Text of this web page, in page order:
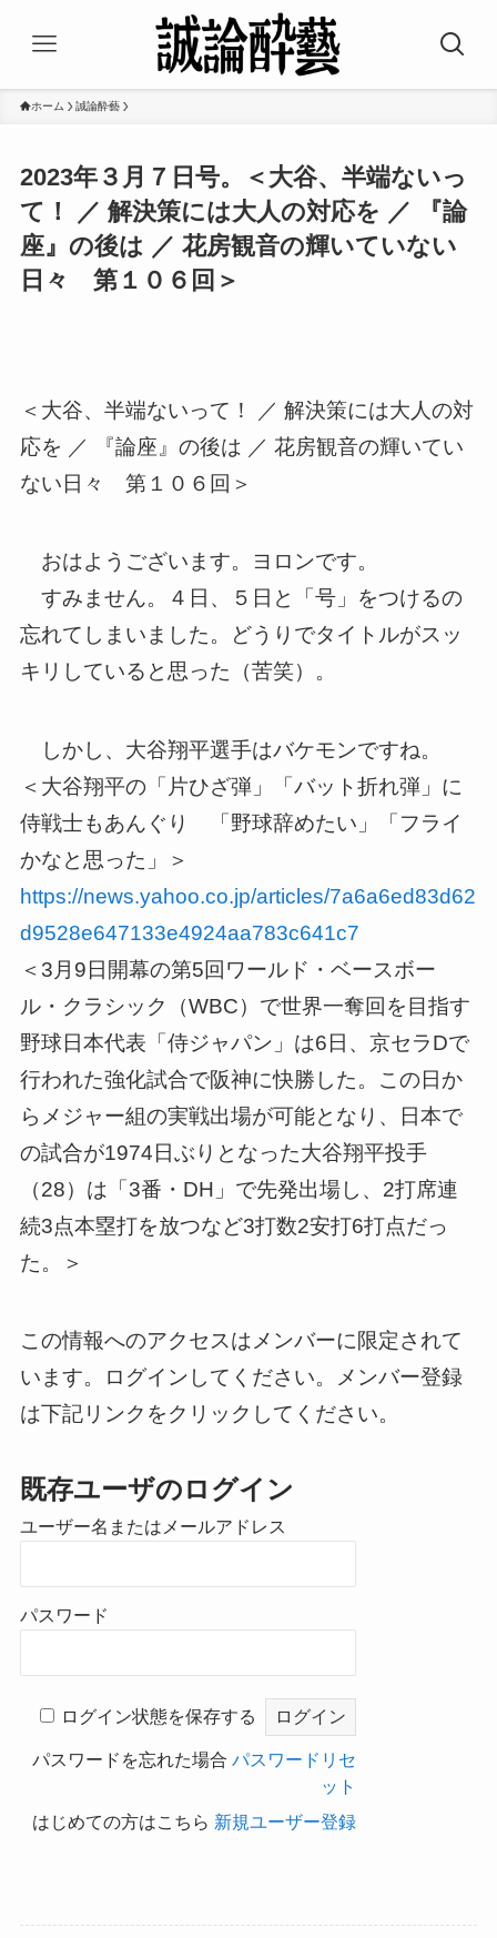
ホーム 誠論酔藝
2023年３月７日号。＜大谷、半端ないっ
て！ ／ 解決策には大人の対応を ／ 『論
座』の後は ／ 花房観音の輝いていない
日々 第１０６回＞
＜大谷、半端ないって！ ／ 解決策には大人の対
応を ／ 『論座』の後は ／ 花房観音の輝いてい
ない日々 第１０６回＞
おはようございます。ヨロンです。
すみません。４日、５日と「号」をつけるの
忘れてしまいました。どうりでタイトルがスッ
キリしていると思った（苦笑）。
しかし、大谷翔平選手はバケモンですね。
＜大谷翔平の「片ひざ弾」「バット折れ弾」に
侍戦士もあんぐり 「野球辞めたい」「フライ
かなと思った」＞
https://news.yahoo.co.jp/articles/7a6a6ed83d62
d9528e647133e4924aa783c641c7
＜3月9日開幕の第5回ワールド・ベースボー
ル・クラシック（WBC）で世界一奪回を目指す
野球日本代表「侍ジャパン」は6日、京セラDで
行われた強化試合で阪神に快勝した。この日か
らメジャー組の実戦出場が可能となり、日本で
の試合が1974日ぶりとなった大谷翔平投手
（28）は「3番・DH」で先発出場し、2打席連
続3点本塁打を放つなど3打数2安打6打点だっ
た。＞
この情報へのアクセスはメンバーに限定されて
います。ログインしてください。メンバー登録
は下記リンクをクリックしてください。
既存ユーザのログイン
ユーザー名またはメールアドレス
パスワード
ログイン状態を保存する
パスワードを忘れた場合 パスワードリセ
ット
はじめての方はこちら 新規ユーザー登録